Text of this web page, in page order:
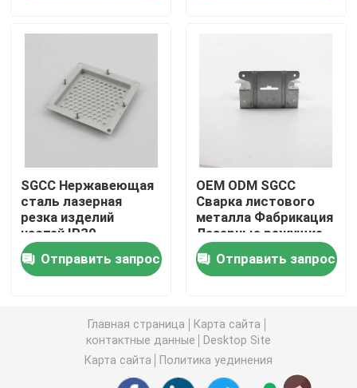
Части инжекционного метода литья
Части заливки формы
Части для изгиба листового металла
Лазер металла режа части
Части CNC поворачивая
Фрезерные детали с ЧПУ
SGCC Нержавеющая
сталь лазерная
резка изделий
частей IP30
Отправить запрос
OEM ODM SGCC
Сварка листового
металла Фабрикация
Лазерные режущие
детали
Отправить запрос
Главная страница
Карта сайта
контактные данные
Desktop Site
Карта сайта
Политика уединения